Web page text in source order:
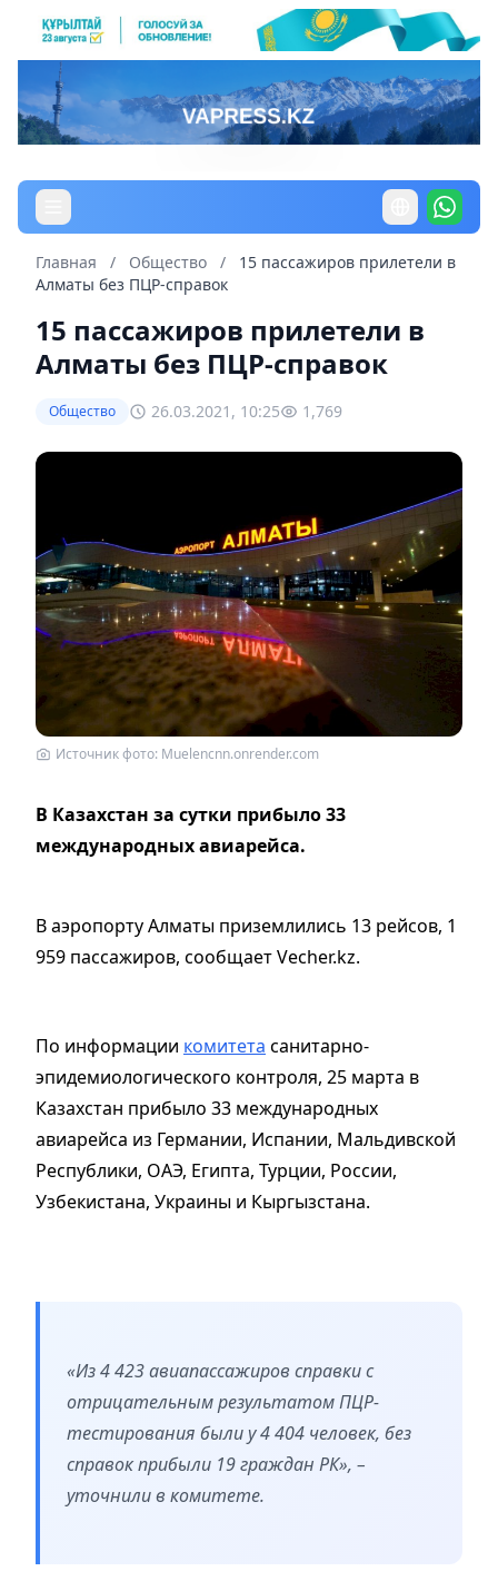
Главная / Общество /
15 пассажиров прилетели в
Алматы без ПЦР-справок
15 пассажиров прилетели в
Алматы без ПЦР-справок
Общество 26.03.2021, 10:25 1,769
Источник фото: Muelencnn.onrender.com
В Казахстан за сутки прибыло 33
международных авиарейса.
В аэропорту Алматы приземлились 13 рейсов, 1
959 пассажиров, сообщает Vecher.kz.
По информации комитета санитарно-
эпидемиологического контроля, 25 марта в
Казахстан прибыло 33 международных
авиарейса из Германии, Испании, Мальдивской
Республики, ОАЭ, Египта, Турции, России,
Узбекистана, Украины и Кыргызстана.
«Из 4 423 авиапассажиров справки с
отрицательным результатом ПЦР-
тестирования были у 4 404 человек, без
справок прибыли 19 граждан РК», –
уточнили в комитете.